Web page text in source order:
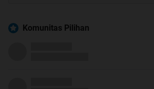
Komunitas Pilihan